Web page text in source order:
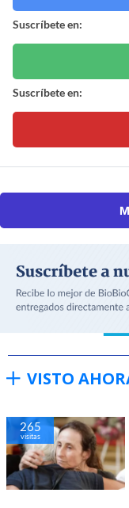
Suscríbete en:
Suscríbete en:
VISTO
265
visitas